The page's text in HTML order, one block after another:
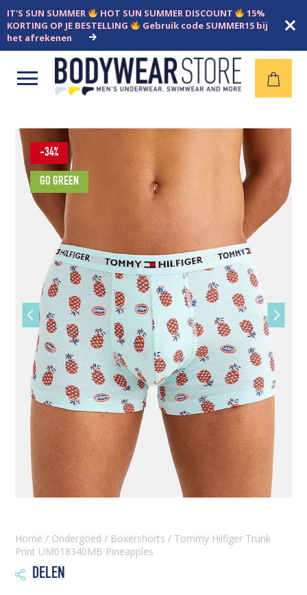
IT'S SUN SUMMER HOT SUN SUMMER DISCOUNT
15%
KORTING OP JE BESTELLING
Gebruik code SUMMER15 bij
het afrekenen
Open
-34%
GO GREEN
Vorige
slide
slide
Home / Ondergoed / Boxershorts / Tommy Hilfiger Trunk
Print UM018340MB Pineapples
 DELEN